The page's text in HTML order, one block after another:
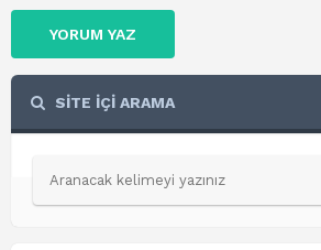
YORUM YAZ
SİTE İÇİ ARAMA